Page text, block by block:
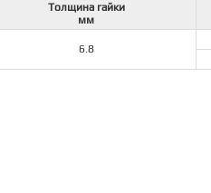
Толщина гайки
мм
6.8